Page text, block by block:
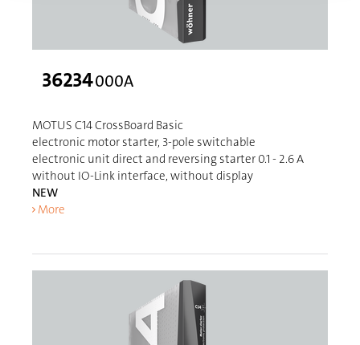
36234000A
MOTUS C14 CrossBoard Basic
electronic motor starter, 3-pole switchable
electronic unit direct and reversing starter 0.1 - 2.6 A
without IO-Link interface, without display
NEW
More